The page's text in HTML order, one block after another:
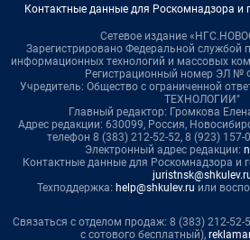
Контактные данные для Роскомнадзора и
Сетевое издание
Зарегистрировано Федеральной службой
информационных технологий и массовых
Регистрационный номер ЭЛ №
Учредитель: Общество с ограниченной
ТЕХНОЛОГИИ"
Главный редактор: Громкова
Адрес редакции: 630099, Россия,
телефон 8 (383) 212-52-52, 8 (923) 157-
Электронный адрес редакции:
Контактные данные для Роскомнадзора и
Техподдержка: help@shkulev.ru или
Связаться с отделом продаж: 8 (383) 212-52-
с сотового бесплатный),